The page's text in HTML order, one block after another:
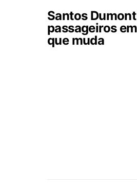
Santos
passageiros
que muda